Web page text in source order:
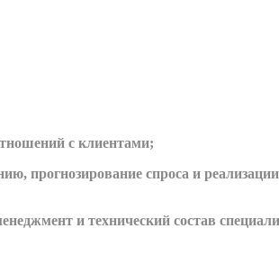
с клиентами;
прогнозирование спроса и
и технический состав